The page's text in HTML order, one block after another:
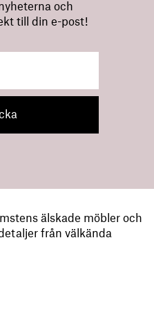
och
till din e-post!
älskade möbler och
från välkända